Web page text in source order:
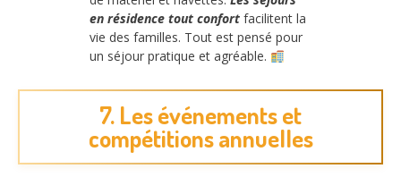
en résidence tout confort facilitent la
vie des familles. Tout est pensé pour
un séjour pratique et agréable.
7. Les événements et
compétitions annuelles